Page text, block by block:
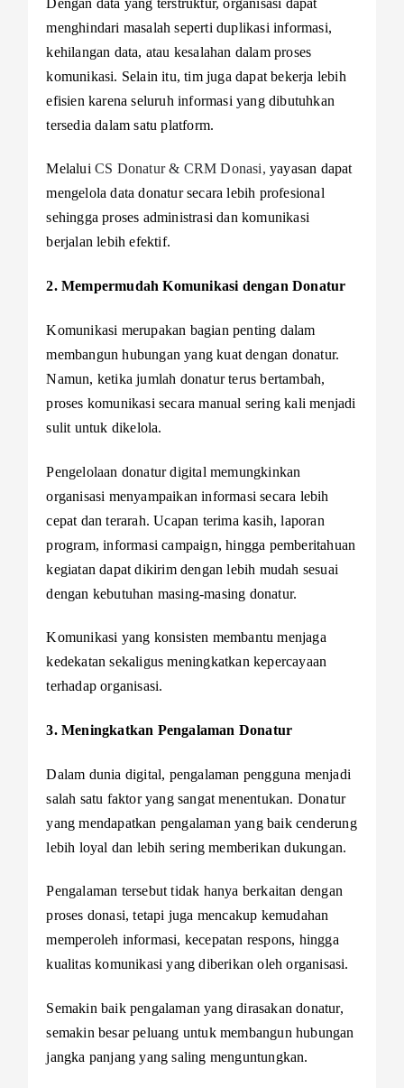
menghindari masalah seperti duplikasi informasi,
kehilangan data, atau kesalahan dalam proses
komunikasi. Selain itu, tim juga dapat bekerja lebih
efisien karena seluruh informasi yang dibutuhkan
tersedia dalam satu platform.
Melalui CS Donatur & CRM Donasi, yayasan dapat
mengelola data donatur secara lebih profesional
sehingga proses administrasi dan komunikasi
berjalan lebih efektif.
2. Mempermudah Komunikasi dengan Donatur
Komunikasi merupakan bagian penting dalam
membangun hubungan yang kuat dengan donatur.
Namun, ketika jumlah donatur terus bertambah,
proses komunikasi secara manual sering kali menjadi
sulit untuk dikelola.
Pengelolaan donatur digital memungkinkan
organisasi menyampaikan informasi secara lebih
cepat dan terarah. Ucapan terima kasih, laporan
program, informasi campaign, hingga pemberitahuan
kegiatan dapat dikirim dengan lebih mudah sesuai
dengan kebutuhan masing-masing donatur.
Komunikasi yang konsisten membantu menjaga
kedekatan sekaligus meningkatkan kepercayaan
terhadap organisasi.
3. Meningkatkan Pengalaman Donatur
Dalam dunia digital, pengalaman pengguna menjadi
salah satu faktor yang sangat menentukan. Donatur
yang mendapatkan pengalaman yang baik cenderung
lebih loyal dan lebih sering memberikan dukungan.
Pengalaman tersebut tidak hanya berkaitan dengan
proses donasi, tetapi juga mencakup kemudahan
memperoleh informasi, kecepatan respons, hingga
kualitas komunikasi yang diberikan oleh organisasi.
Semakin baik pengalaman yang dirasakan donatur,
semakin besar peluang untuk membangun hubungan
jangka panjang yang saling menguntungkan.